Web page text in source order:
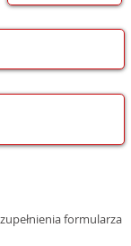
formularza